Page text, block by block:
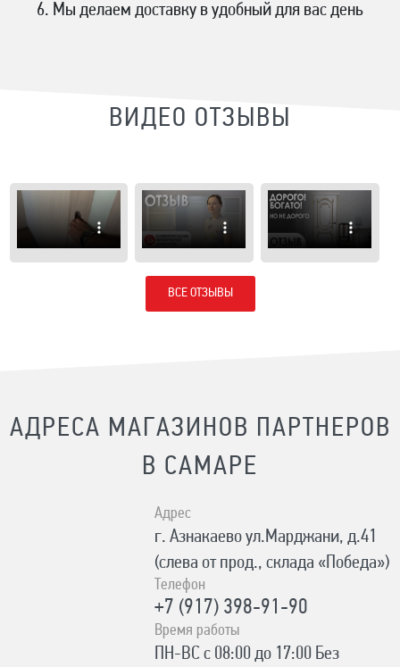
Мы делаем доставку в удобный для вас день
ВИДЕО ОТЗЫВЫ
ВСЕ ОТЗЫВЫ
АДРЕСА МАГАЗИНОВ ПАРТНЕРОВ
В САМАРЕ
Адрес
г. Азнакаево ул.Марджани, д.41
(слева от прод., склада «Победа»)
Телефон
+7 (917) 398-91-90
Время работы
ПН-ВС с 08:00 до 17:00 Без